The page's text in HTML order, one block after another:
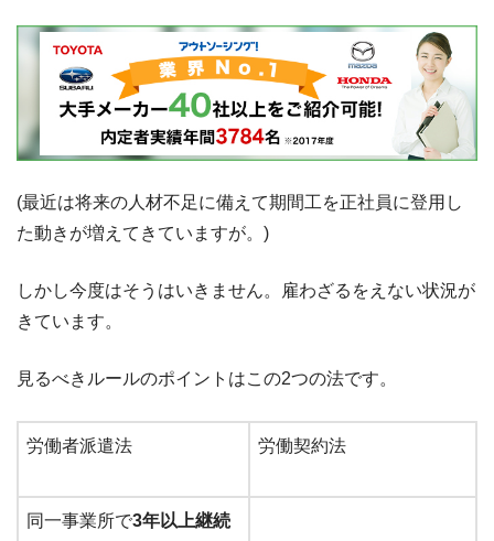
(最近は将来の人材不足に備えて期間工を正社員に登用し
た動きが増えてきていますが。)
しかし今度はそうはいきません。雇わざるをえない状況が
きています。
見るべきルールのポイントはこの2つの法です。
労働者派遣法 労働契約法
同一事業所で3年以上継続